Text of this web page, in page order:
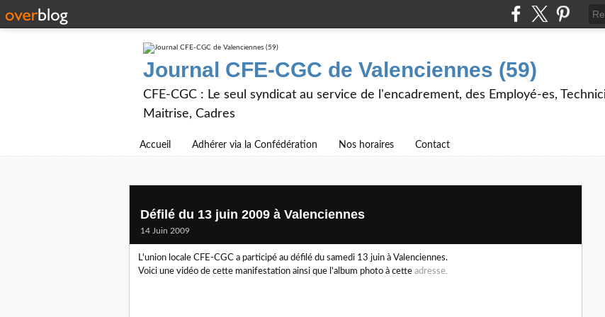
Journal CFE-CGC de Valenciennes (59)
CFE-CGC : Le seul syndicat au service de l'encadrement, des Employé-es,
Maitrise, Cadres
Accueil Adhérer via la Confédération Nos horaires Contact
Défilé du 13 juin 2009 à Valenciennes
14 Juin 2009
L'union locale CFE-CGC a participé au défilé du samedi 13 juin à Valenciennes.
Voici une vidéo de cette manifestation ainsi que l'album photo à cette adresse.